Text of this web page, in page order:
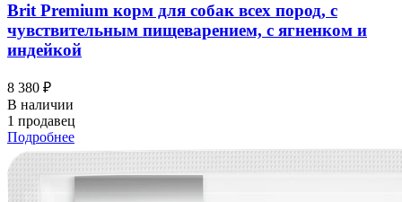
Brit Premium корм для собак всех пород, с
чувствительным пищеварением, с ягненком и
индейкой
8 380 ₽
В наличии
1 продавец
Подробнее